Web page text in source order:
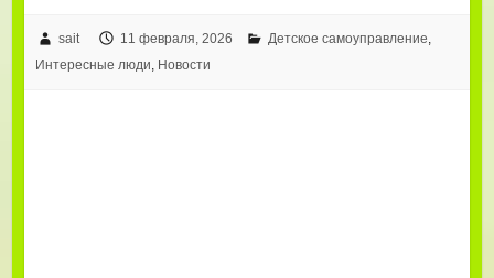
sait 11 февраля, 2026 Детское самоуправление
Интересные люди Новости